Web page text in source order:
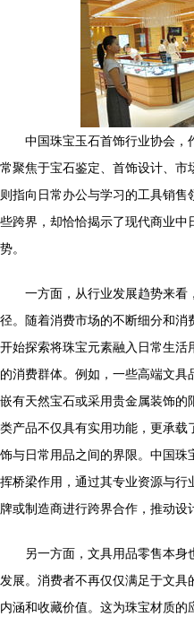
中国珠宝玉石首饰行业协会，
常聚焦于宝石鉴定、首饰设计、市
则指向日常办公与学习的工具销
些跨界，却恰恰揭示了现代商业中
势。
一方面，从行业发展趋势来看
径。随着消费市场的不断细分和
开始探索将珠宝元素融入日常生活
的消费群体。例如，一些高端文
嵌有天然宝石或采用贵金属装饰
类产品不仅具有实用功能，更承
饰与日常用品之间的界限。中国
挥桥梁作用，通过其专业资源与行
牌或制造商进行跨界合作，推动设
另一方面，文具用品零售本身
发展。消费者不再仅仅满足于文
内涵和收藏价值。这为珠宝材质的